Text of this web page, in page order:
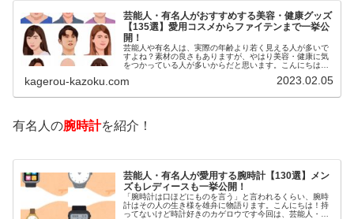
芸能人・有名人がおすすめする美容・健康グッズ
【135選】愛用コスメからファイテンまで一挙公
開！
芸能人や有名人は、実際の年齢より若く見える人が多いで
すよね？素材の良さもありますが、やはり美容・健康に気
をつかっている人が多いからだと思います。こんにちは！
いるのでしょうか？今回は、芸能人…
kagerou-kazoku.com 2023.02.05
有名人の腕時計を紹介！
芸能人・有名人が愛用する腕時計【130選】メン
ズもレディースも一挙公開！
「腕時計は口ほどにものを言う」と言われるくらい、腕時
計はその人の生き様を雄弁に物語ります。こんにちは！持
ってないけど時計好きのカゲロウです今回は、芸能人・有